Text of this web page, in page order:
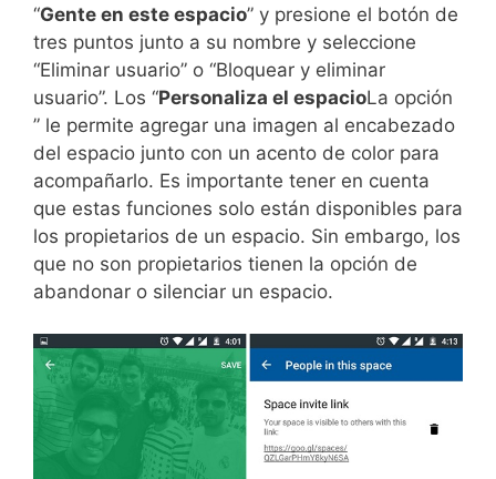
“Gente en este espacio” y presione el botón de
tres puntos junto a su nombre y seleccione
“Eliminar usuario” o “Bloquear y eliminar
usuario”. Los “Personaliza el espacioLa opción
” le permite agregar una imagen al encabezado
del espacio junto con un acento de color para
acompañarlo. Es importante tener en cuenta
que estas funciones solo están disponibles para
los propietarios de un espacio. Sin embargo, los
que no son propietarios tienen la opción de
abandonar o silenciar un espacio.